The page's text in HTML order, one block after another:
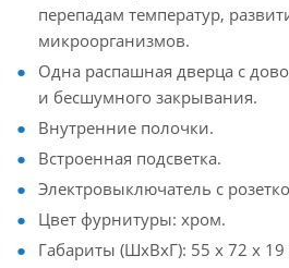
перепадам температур,
микроорганизмов.
Одна распашная дверца с
и бесшумного закрывания.
Внутренние полочки.
Встроенная подсветка.
Электровыключатель с
Цвет фурнитуры: хром.
Габариты (ШхВхГ): 55 x 72 x 19